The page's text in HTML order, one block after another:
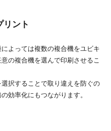
リント
よっては複数の複合機をユビキ
の複合機を選んで印刷させるこ
択することで取り違えを防ぐの
効率化にもつながります。